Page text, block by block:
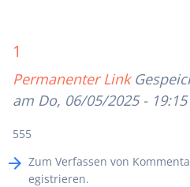
1
Permanenter Link
am Do, 06/05/2025 - 19:15
555
Zum Verfassen von
egistrieren.